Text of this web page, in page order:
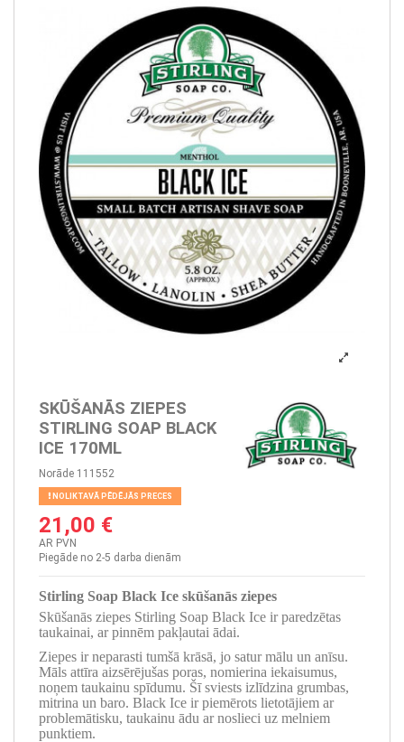
SKŪŠANĀS ZIEPES
STIRLING SOAP BLACK
ICE 170ML
Norāde 111552
NOLIKTAVĀ PĒDĒJĀS PRECES
21,00 €
AR PVN
Piegāde no 2-5 darba dienām
Stirling Soap Black Ice skūšanās ziepes
Skūšanās ziepes Stirling Soap Black Ice ir paredzētas
taukainai, ar pinnēm pakļautai ādai.
Ziepes ir neparasti tumšā krāsā, jo satur mālu un anīsu.
Māls attīra aizsērējušas poras, nomierina iekaisumus,
noņem taukainu spīdumu. Šī sviests izlīdzina grumbas,
mitrina un baro. Black Ice ir piemērots lietotājiem ar
problemātisku, taukainu ādu ar noslieci uz melniem
punktiem.